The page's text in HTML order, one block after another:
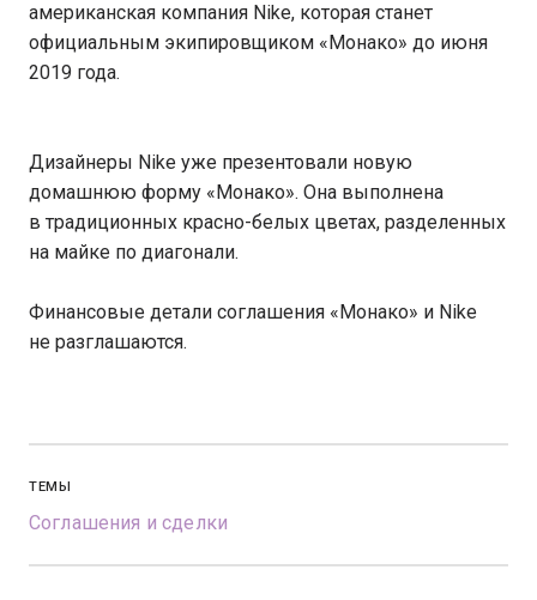
американская компания Nike, которая станет
официальным экипировщиком «Монако» до июня
2019 года.
Дизайнеры Nike уже презентовали новую
домашнюю форму «Монако». Она выполнена
в традиционных красно-белых цветах, разделенных
на майке по диагонали.
Финансовые детали соглашения «Монако» и Nike
не разглашаются.
ТЕМЫ
Соглашения и сделки